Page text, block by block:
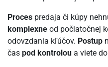
Proces predaja či kúpy
komplexne od počiatočnej
odovzdania kľúčov. Postup
čas pod kontrolou a viete